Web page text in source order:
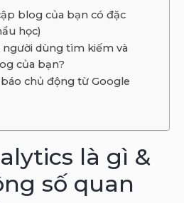
blog của bạn có đặc
học)
người dùng tìm kiếm và
của bạn?
chủ động từ Google
là gì &
số quan